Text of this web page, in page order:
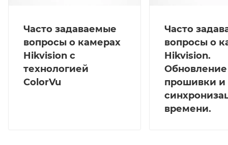
Часто задаваемые
вопросы о камерах
Hikvision с
технологией
ColorVu
Часто
вопросы о
Hikvision.
Обновление
прошивки и
времени.